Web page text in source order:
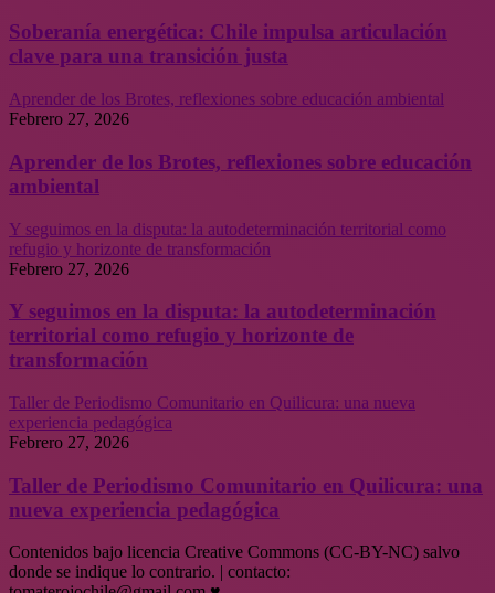
Soberanía energética: Chile impulsa articulación
clave para una transición justa
Aprender de los Brotes, reflexiones sobre educación ambiental
Febrero 27, 2026
Aprender de los Brotes, reflexiones sobre educación
ambiental
Y seguimos en la disputa: la autodeterminación territorial como
refugio y horizonte de transformación
Febrero 27, 2026
Y seguimos en la disputa: la autodeterminación
territorial como refugio y horizonte de
transformación
Taller de Periodismo Comunitario en Quilicura: una nueva
experiencia pedagógica
Febrero 27, 2026
Taller de Periodismo Comunitario en Quilicura: una
nueva experiencia pedagógica
Contenidos bajo licencia Creative Commons (CC-BY-NC) salvo
donde se indique lo contrario. | contacto: